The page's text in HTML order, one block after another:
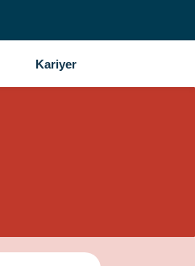
Kariyer